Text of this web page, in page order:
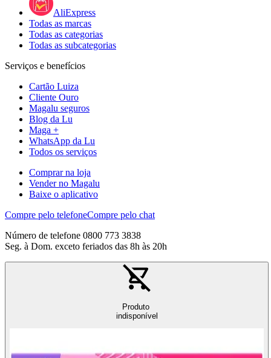
AliExpress
Todas as marcas
Todas as categorias
Todas as subcategorias
Serviços e benefícios
Cartão Luiza
Cliente Ouro
Magalu seguros
Blog da Lu
Maga +
WhatsApp da Lu
Todos os serviços
Comprar na loja
Vender no Magalu
Baixe o aplicativo
Compre pelo telefoneCompre pelo chat
Número de telefone 0800 773 3838
Seg. à Dom. exceto feriados das 8h às 20h
Produto
indisponível